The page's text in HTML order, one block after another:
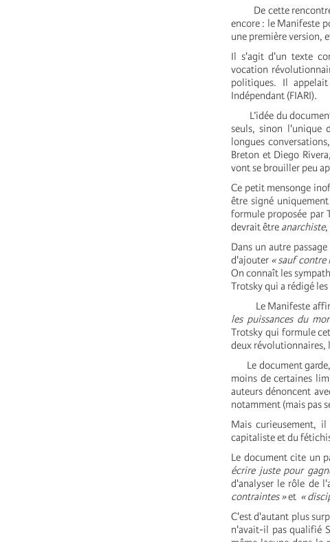
De cette rencontre,
encore : le Manifeste
une première version,
Il s'agit d'un texte
vocation
politiques. Il
Indépendant (FIARI).
L’idée du document
seuls, sinon l'unique
longues
Breton et Diego
vont se brouiller peu
Ce petit mensonge
être signé
formule proposée par
devrait être anarchiste,
Dans un autre
d'ajouter « sauf
On connaît les
Trotsky qui a rédigé les
Le Manifeste
les puissances du
Trotsky qui formule
deux révolutionnaires,
Le document garde,
moins de certaines
auteurs dénoncent
notamment (mais pas
Mais curieusement,
capitaliste et du
Le document cite un
écrire juste pour
d'analyser le rôle de
contraintes »et «
C'est d'autant plus
n'avait-il pas qualifié